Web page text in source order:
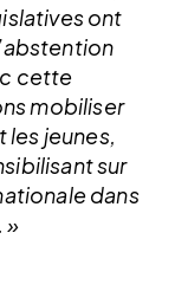
ont
cette
mobiliser
jeunes,
sur
dans
»